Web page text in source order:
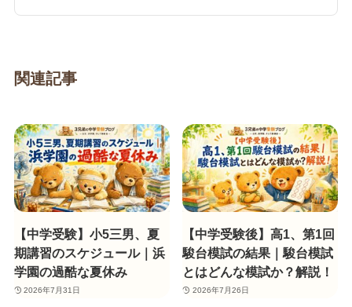
関連記事
【中学受験】小5三男、夏
期講習のスケジュール｜浜
学園の過酷な夏休み
2026年7月31日
【中学受験後】高1、第1回
駿台模試の結果｜駿台模試
とはどんな模試か？解説！
2026年7月26日